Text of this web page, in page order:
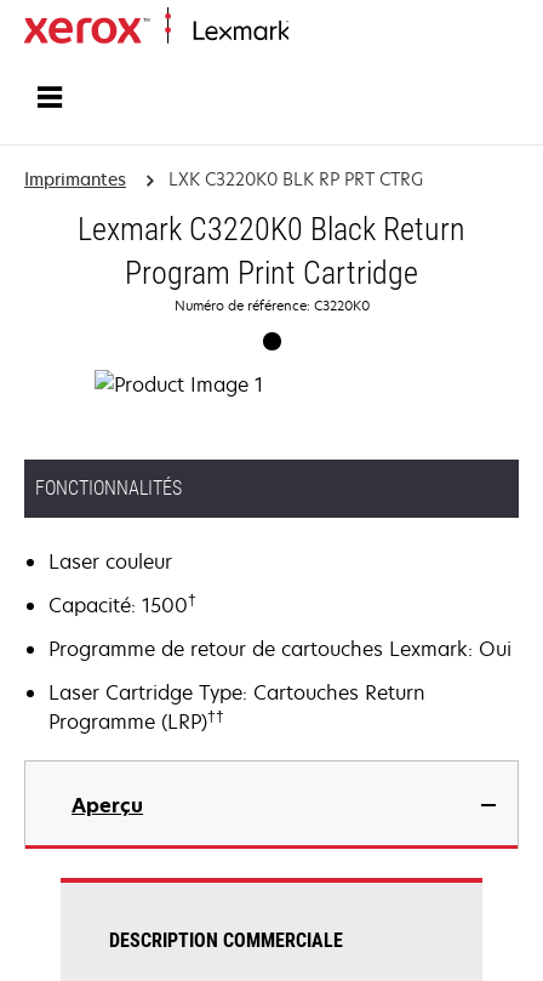
Imprimantes LXK C3220K0 BLK RP PRT CTRG
Lexmark C3220K0 Black Return
Program Print Cartridge
Numéro de référence: C3220K0
FONCTIONNALITÉS
Laser couleur
Capacité: 1500†
Programme de retour de cartouches Lexmark: Oui
Laser Cartridge Type: Cartouches Return
Programme (LRP)††
Aperçu
DESCRIPTION COMMERCIALE